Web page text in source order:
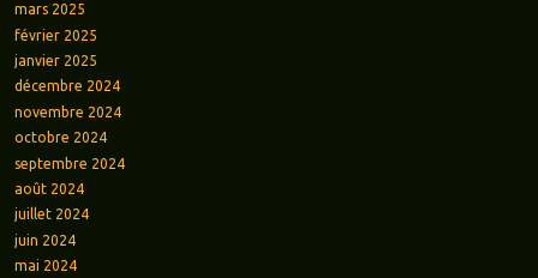
mars 2025
février 2025
janvier 2025
décembre 2024
novembre 2024
octobre 2024
septembre 2024
août 2024
juillet 2024
juin 2024
mai 2024